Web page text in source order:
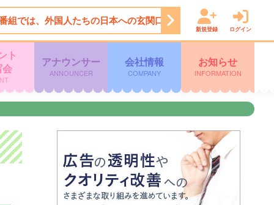
は、外国人たちの日本への玄関口、空港で勝手にお出迎え
新規登録 ログイン
ト
アナウンサー
ANNOUNCER
会社情報
COMPANY
お知らせ
INFORMATION